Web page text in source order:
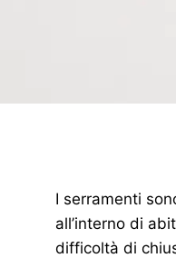
I serramenti
all’interno di
difficoltà di